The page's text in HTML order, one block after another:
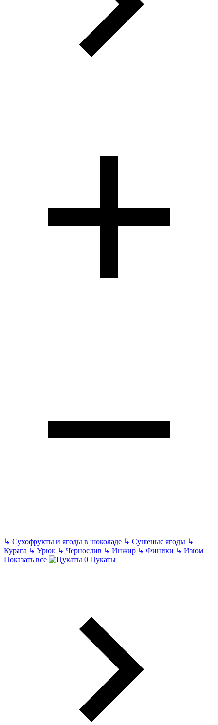
↳ Сухофрукты и ягоды в шоколаде ↳ Сушеные ягоды ↳
Курага ↳ Урюк ↳ Чернослив ↳ Инжир ↳ Финики ↳ Изюм
Показать все
Цукаты